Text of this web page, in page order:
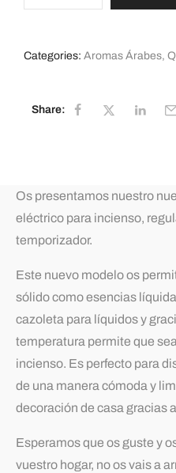
Categories: Aromas Árabes,
Share:
Os presentamos nuestro
eléctrico para incienso,
temporizador.
Este nuevo modelo os
sólido como esencias
cazoleta para líquidos y
temperatura permite que
incienso. Es perfecto para
de una manera cómoda y
decoración de casa gracias
Esperamos que os guste y
vuestro hogar, no os vais a